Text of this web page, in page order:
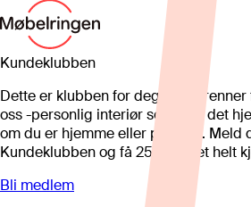
Kundeklubben
Dette er klubben for deg som
oss -personlig interiør som gjør det
om du er hjemme eller på hytta. Meld
Kundeklubben og få 25%* på et helt
Bli medlem